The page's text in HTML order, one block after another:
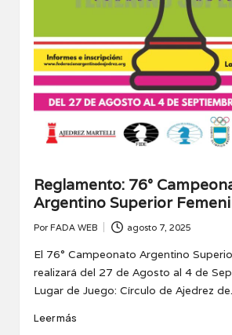
Reglamento: 76°
Argentino Superior
Publicado
por
Por FADA WEB agosto 7, 2025
El 76° Campeonato Argentino
realizará del 27 de Agosto al 4 de
Lugar de Juego: Círculo de Ajedrez
Leer más